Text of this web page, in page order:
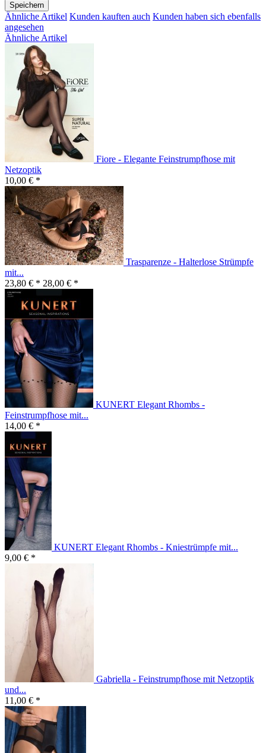
Speichern
Ähnliche Artikel Kunden kauften auch Kunden haben sich ebenfalls
angesehen
Ähnliche Artikel
Fiore - Elegante Feinstrumpfhose mit
Netzoptik
10,00 € *
Trasparenze - Halterlose Strümpfe
mit...
23,80 € * 28,00 € *
KUNERT Elegant Rhombs -
Feinstrumpfhose mit...
14,00 € *
KUNERT Elegant Rhombs - Kniestrümpfe mit...
9,00 € *
Gabriella - Feinstrumpfhose mit Netzoptik
und...
11,00 € *